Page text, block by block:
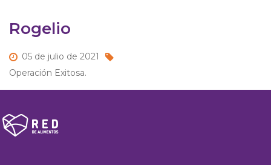
Rogelio
05 de julio de 2021
Operación Exitosa.